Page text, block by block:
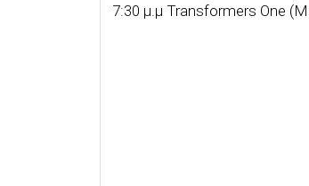
7:30 μ.μ Transformers One